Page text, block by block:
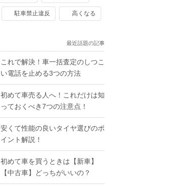
駐車禁止違反 高くなる
最近話題の記事
これで解決！車一括査定のしつこ
い電話を止める3つの方法
初めて車売る人へ！これだけは知
っておくべき7つの注意点！
安くて性能の良いタイヤ選びのポ
イント解説！
初めて車を買うときは【新車】
【中古車】どっちがいいの？